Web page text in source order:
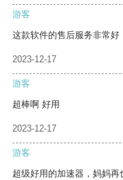
游客
这款软件的售后服务非常好
2023-12-17
游客
超棒啊 好用
2023-12-17
游客
超级好用的加速器，妈妈再